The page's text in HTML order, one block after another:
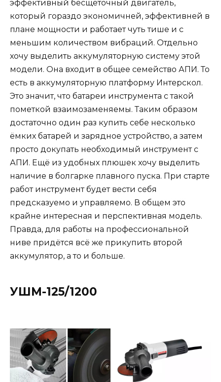
эффективный бесщеточный двигатель,
который гораздо экономичней, эффективней в
плане мощности и работает чуть тише и с
меньшим количеством вибраций. Отдельно
хочу выделить аккумуляторную систему этой
модели. Она входит в общее семейство АПИ. То
есть в аккумуляторную платформу Интерскол.
Это значит, что батареи инструмента с такой
пометкой взаимозаменяемы. Таким образом
достаточно один раз купить себе несколько
ёмких батарей и зарядное устройство, а затем
просто докупать необходимый инструмент с
АПИ. Ещё из удобных плюшек хочу выделить
наличие в болгарке плавного пуска. При старте
работ инструмент будет вести себя
предсказуемо и управляемо. В общем это
крайне интересная и перспективная модель.
Правда, для работы на профессиональной
ниве придётся всё же прикупить второй
аккумулятор, а то и больше.
УШМ-125/1200